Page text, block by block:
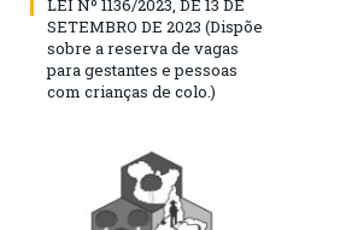
LEI Nº 1136/2023, DE 13 DE
SETEMBRO DE 2023 (Dispõe
sobre a reserva de vagas
para gestantes e pessoas
com crianças de colo.)